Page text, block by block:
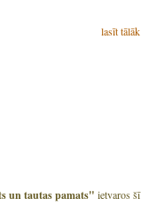
lasīt tālāk
un tautas pamats" ietvaros šī